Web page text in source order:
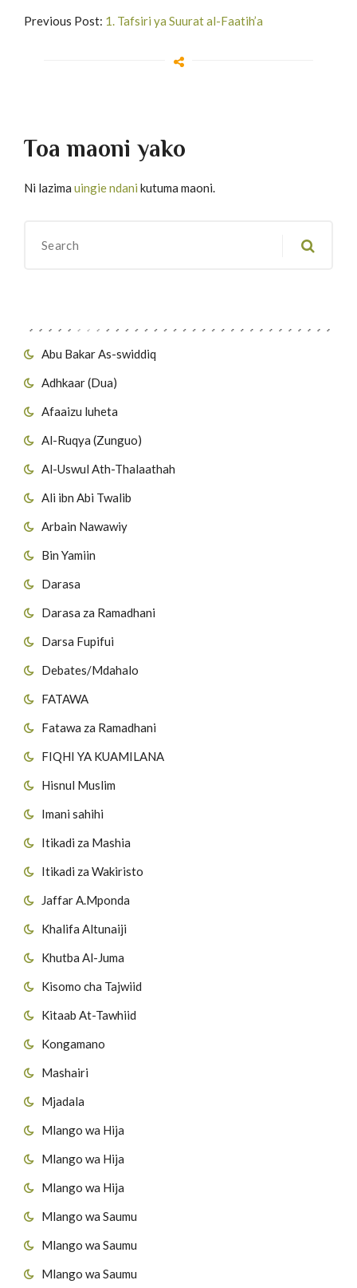
Abu Bakar As-swiddiq
Adhkaar (Dua)
Afaaizu luheta
Al-Ruqya (Zunguo)
Al-Uswul Ath-Thalaathah
Ali ibn Abi Twalib
Arbain Nawawiy
Bin Yamiin
Darasa
Darasa za Ramadhani
Darsa Fupifui
Debates/Mdahalo
FATAWA
Fatawa za Ramadhani
FIQHI YA KUAMILANA
Hisnul Muslim
Imani sahihi
Itikadi za Mashia
Itikadi za Wakiristo
Jaffar A.Mponda
Khalifa Altunaiji
Khutba Al-Juma
Kisomo cha Tajwiid
Kitaab At-Tawhiid
Kongamano
Mashairi
Mjadala
Mlango wa Hija
Mlango wa Hija
Mlango wa Hija
Mlango wa Saumu
Mlango wa Saumu
Mlango wa Saumu
Previous Post: 1. Tafsiri ya Suurat al-Faatih’a
Toa maoni yako
Ni lazima uingie ndani kutuma maoni.